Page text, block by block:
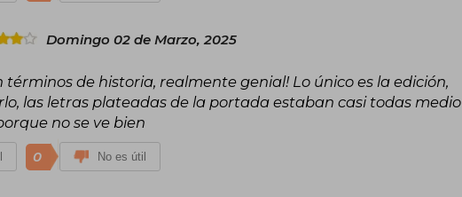
Domingo 02 de Marzo, 2025
términos de historia, realmente genial! Lo único es la edición,
las letras plateadas de la portada estaban casi todas medio
no se ve bien
0 No es útil